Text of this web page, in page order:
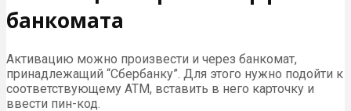
банкомата
Активацию можно произвести и через банкомат,
принадлежащий “Сбербанку”. Для этого нужно подойти к
соответствующему АТМ, вставить в него карточку и
ввести пин-код.